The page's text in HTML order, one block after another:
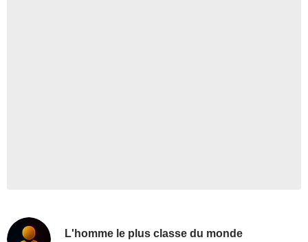
L'homme le plus classe du monde